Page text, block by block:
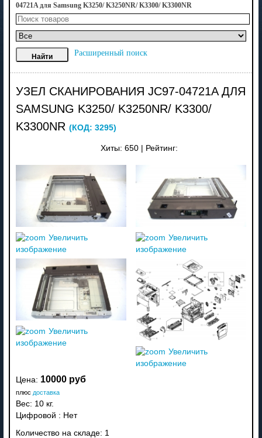
04721A для Samsung K3250/ K3250NR/ K3300/ K3300NR
Расширенный поиск
УЗЕЛ СКАНИРОВАНИЯ JC97-04721A ДЛЯ
SAMSUNG K3250/ K3250NR/ K3300/
K3300NR (КОД: 3295)
Хиты: 650 Рейтинг:
Увеличить
изображение
Увеличить
изображение
Увеличить
изображение
Увеличить
изображение
Цена: 10000 руб
плюс доставка
Вес: 10 кг.
Цифровой : Нет
Количество на складе: 1